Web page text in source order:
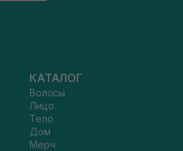
КАТАЛОГ
Волосы
Лицо
Тело
Дом
Мерч